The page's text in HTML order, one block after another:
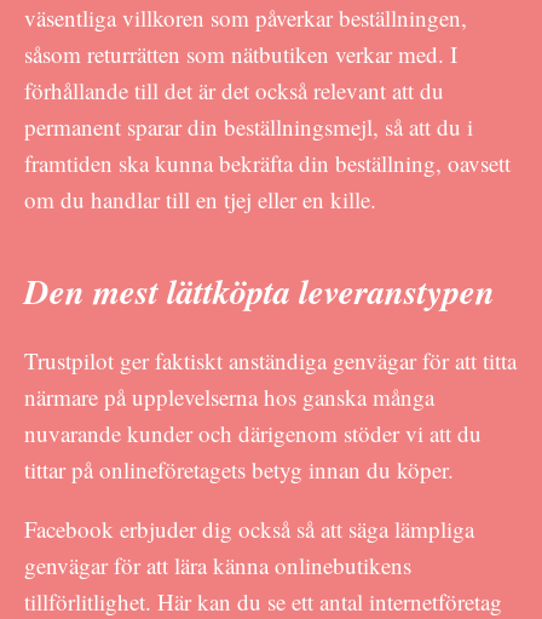
väsentliga villkoren som påverkar beställningen,
såsom returrätten som nätbutiken verkar med. I
förhållande till det är det också relevant att du
permanent sparar din beställningsmejl, så att du i
framtiden ska kunna bekräfta din beställning, oavsett
om du handlar till en tjej eller en kille.
Den mest lättköpta leveranstypen
Trustpilot ger faktiskt anständiga genvägar för att titta
närmare på upplevelserna hos ganska många
nuvarande kunder och därigenom stöder vi att du
tittar på onlineföretagets betyg innan du köper.
Facebook erbjuder dig också så att säga lämpliga
genvägar för att lära känna onlinebutikens
tillförlitlighet. Här kan du se ett antal internetföretag